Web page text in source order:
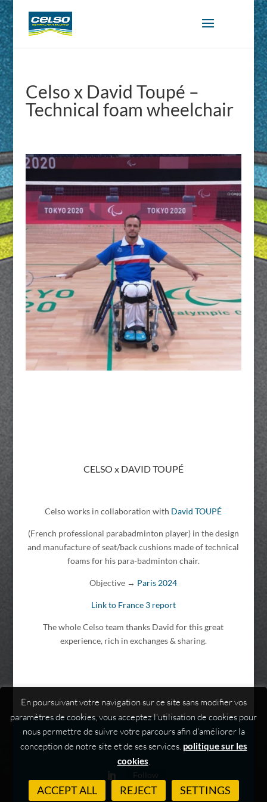
Celso x David Toupé –
Technical foam wheelchair
CELSO x DAVID TOUPÉ
Celso works in collaboration with David TOUPÉ
(French professional parabadminton player) in the design
and manufacture of seat/back cushions made of technical
foams for his para-badminton chair.
Objective → Paris 2024
Link to France 3 report
The whole Celso team thanks David for this great
experience, rich in exchanges & sharing.
Follow
En poursuivant votre navigation sur ce site sans modifier vos
paramètres de cookies, vous acceptez l'utilisation de cookies pour
nous permettre de suivre votre parcours afin d'améliorer la
conception de notre site et de ses services. politique sur les
cookies.
ACCEPT ALL REJECT SETTINGS